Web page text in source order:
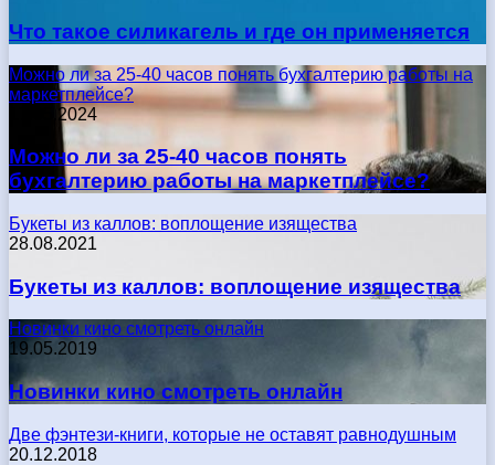
Что такое силикагель и где он применяется
Можно ли за 25-40 часов понять бухгалтерию работы на
маркетплейсе?
17.05.2024
Можно ли за 25-40 часов понять
бухгалтерию работы на маркетплейсе?
Букеты из каллов: воплощение изящества
28.08.2021
Букеты из каллов: воплощение изящества
Новинки кино смотреть онлайн
19.05.2019
Новинки кино смотреть онлайн
Две фэнтези-книги, которые не оставят равнодушным
20.12.2018